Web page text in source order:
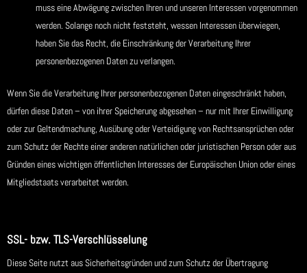
muss eine Abwägung zwischen Ihren und unseren Interessen vorgenommen
werden. Solange noch nicht feststeht, wessen Interessen überwiegen,
haben Sie das Recht, die Einschränkung der Verarbeitung Ihrer
personenbezogenen Daten zu verlangen.
Wenn Sie die Verarbeitung Ihrer personenbezogenen Daten eingeschränkt haben,
dürfen diese Daten – von ihrer Speicherung abgesehen – nur mit Ihrer Einwilligung
oder zur Geltendmachung, Ausübung oder Verteidigung von Rechtsansprüchen oder
zum Schutz der Rechte einer anderen natürlichen oder juristischen Person oder aus
Gründen eines wichtigen öffentlichen Interesses der Europäischen Union oder eines
Mitgliedstaats verarbeitet werden.
SSL- bzw. TLS-Verschlüsselung
Diese Seite nutzt aus Sicherheitsgründen und zum Schutz der Übertragung